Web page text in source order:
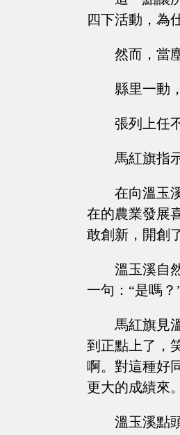
四下活動，為
然而，當
縣里一動
張列上任
馬紅旗指
在向溫玉
在的農業發展
敢創新，開創
溫玉溪自
一句：“是嗎？
馬紅旗見
到正點上了，
啊。對這種好
更大的成績來
溫玉溪點